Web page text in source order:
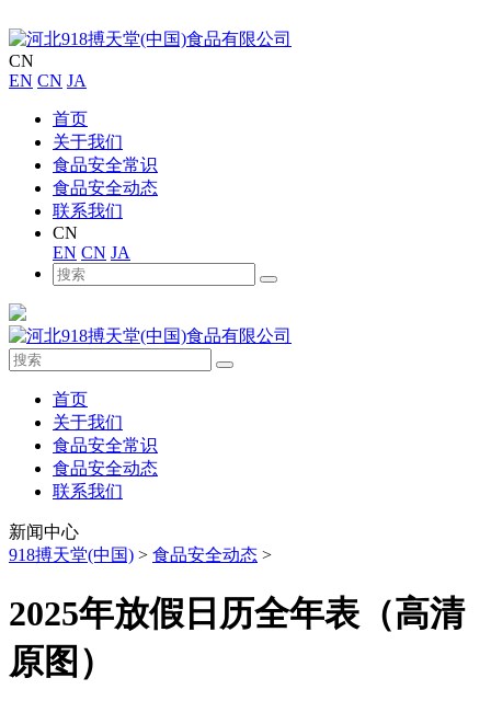
CN
EN CN JA
首页
关于我们
食品安全常识
食品安全动态
联系我们
CN
EN CN JA
首页
关于我们
食品安全常识
食品安全动态
联系我们
新闻中心
918搏天堂(中国) > 食品安全动态 >
2025年放假日历全年表（高清
原图）